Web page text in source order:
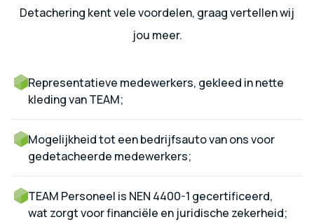
Detachering kent vele voordelen, graag vertellen wij
jou meer.
Representatieve medewerkers, gekleed in nette
kleding van TEAM;
Mogelijkheid tot een bedrijfsauto van ons voor
gedetacheerde medewerkers;
TEAM Personeel is NEN 4400-1 gecertificeerd,
wat zorgt voor financiële en juridische zekerheid;